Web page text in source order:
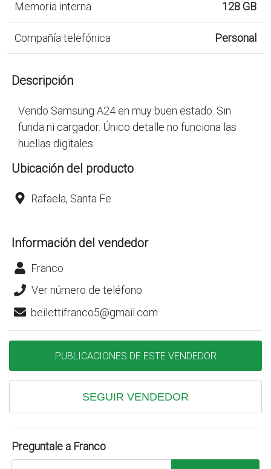
Memoria interna 128 GB
Compañía telefónica Personal
Descripción
Vendo Samsung A24 en muy buen estado. Sin
funda ni cargador. Único detalle no funciona las
huellas digitales.
Ubicación del producto
Rafaela, Santa Fe
Información del vendedor
Franco
Ver número de teléfono
beilettifranco5@gmail.com
PUBLICACIONES DE ESTE VENDEDOR
SEGUIR VENDEDOR
Preguntale a Franco